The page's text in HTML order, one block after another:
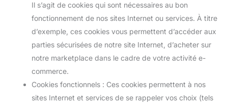
Il s’agit de cookies qui sont nécessaires au bon
fonctionnement de nos sites Internet ou services. À titre
d’exemple, ces cookies vous permettent d’accéder aux
parties sécurisées de notre site Internet, d’acheter sur
notre marketplace dans le cadre de votre activité e-
commerce.
Cookies fonctionnels : Ces cookies permettent à nos
sites Internet et services de se rappeler vos choix (tels